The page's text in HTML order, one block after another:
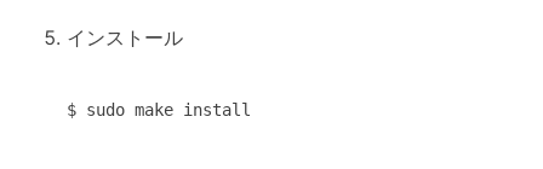
インストール
$ sudo make install